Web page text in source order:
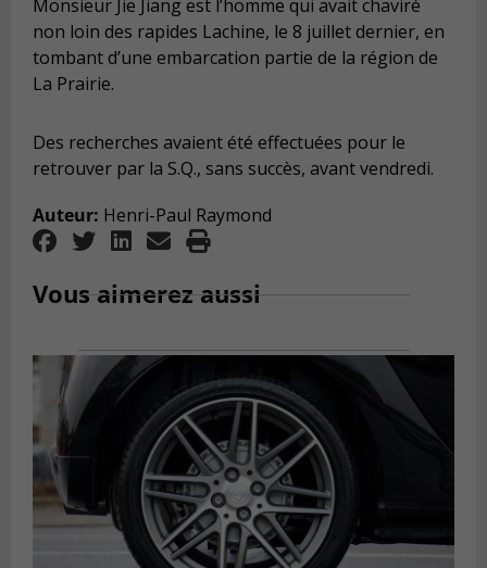
Monsieur Jie Jiang est l’homme qui avait chaviré
non loin des rapides Lachine, le 8 juillet dernier, en
tombant d’une embarcation partie de la région de
La Prairie.
Des recherches avaient été effectuées pour le
retrouver par la S.Q., sans succès, avant vendredi.
Auteur: Henri-Paul Raymond
Vous aimerez aussi